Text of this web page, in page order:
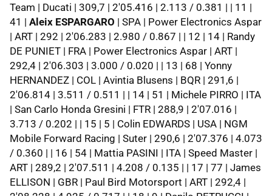
Team | Ducati | 309,7 | 2'05.416 | 2.113 / 0.381 | | 11 |
41 | Aleix ESPARGARO | SPA | Power Electronics Aspar
| ART | 292 | 2'06.283 | 2.980 / 0.867 | | 12 | 14 | Randy
DE PUNIET | FRA | Power Electronics Aspar | ART |
292,4 | 2'06.303 | 3.000 / 0.020 | | 13 | 68 | Yonny
HERNANDEZ | COL | Avintia Blusens | BQR | 291,6 |
2'06.814 | 3.511 / 0.511 | | 14 | 51 | Michele PIRRO | ITA
| San Carlo Honda Gresini | FTR | 288,9 | 2'07.016 |
3.713 / 0.202 | | 15 | 5 | Colin EDWARDS | USA | NGM
Mobile Forward Racing | Suter | 290,6 | 2'07.376 | 4.073
/ 0.360 | | 16 | 54 | Mattia PASINI | ITA | Speed Master |
ART | 289,2 | 2'07.511 | 4.208 / 0.135 | | 17 | 77 | James
ELLISON | GBR | Paul Bird Motorsport | ART | 292,4 |